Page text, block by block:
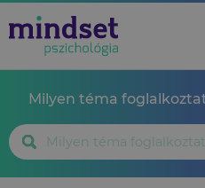
Milyen téma